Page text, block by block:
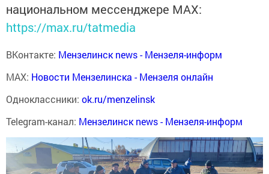
национальном мессенджере MАХ:
https://max.ru/tatmedia
ВКонтакте: Мензелинск news - Мензеля-информ
MAX: Новости Мензелинска - Мензеля онлайн
Одноклассники: ok.ru/menzelinsk
Telegram-канал: Мензелинск news - Мензеля-информ